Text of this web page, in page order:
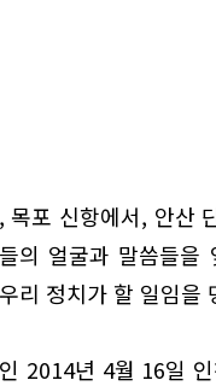
포 신항에서, 안산
의 얼굴과 말씀들
리 정치가 할 일임을
2014년 4월 16일